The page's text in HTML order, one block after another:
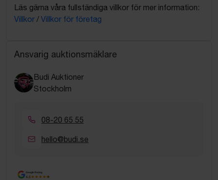
Läs gärna våra fullständiga villkor för mer information:
Villkor / Villkor för företag
Ansvarig auktionsmäklare
Budi Auktioner
Stockholm
08-20 65 55
hello@budi.se
Google Rating
4.5